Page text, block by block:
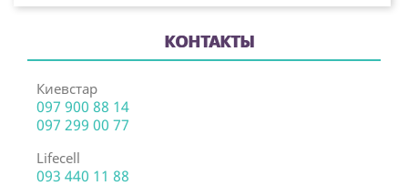
КОНТАКТЫ
Киевстар
097 900 88 14
097 299 00 77
Lifecell
093 440 11 88